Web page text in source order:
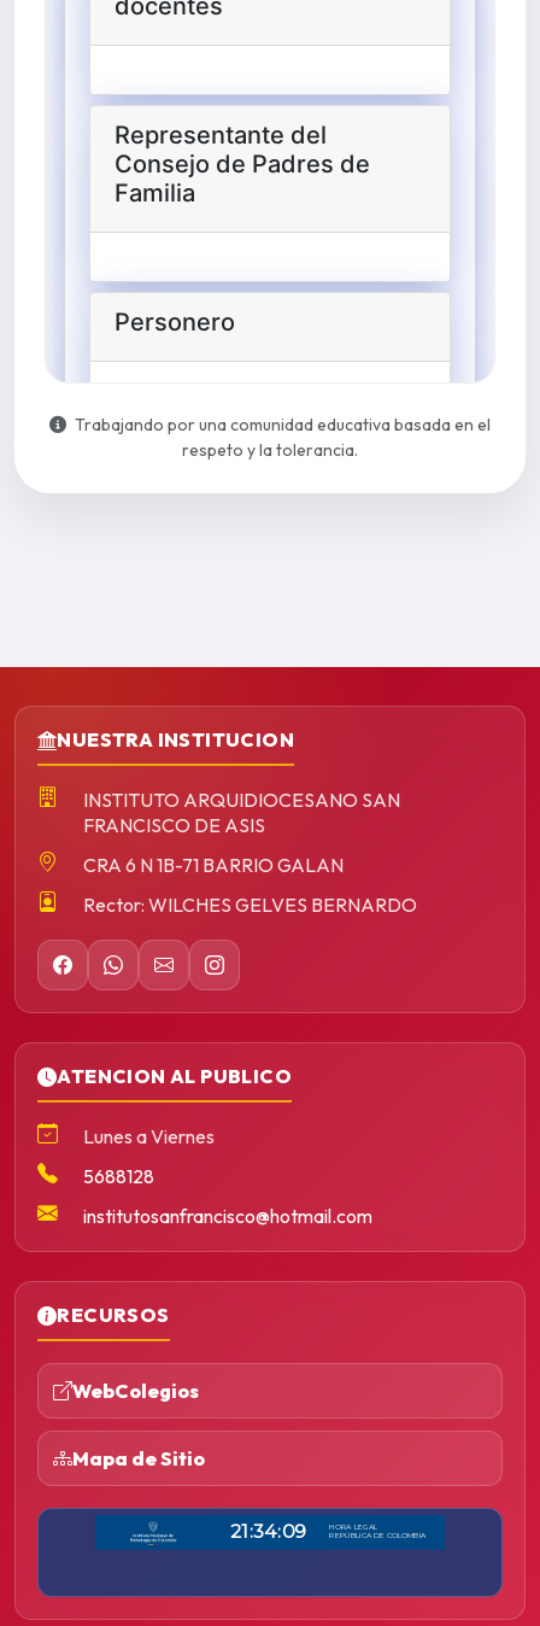
Trabajando por una comunidad educativa basada en el
respeto y la tolerancia.
NUESTRA INSTITUCION
INSTITUTO ARQUIDIOCESANO SAN
FRANCISCO DE ASIS
CRA 6 N 1B-71 BARRIO GALAN
Rector: WILCHES GELVES BERNARDO
ATENCION AL PUBLICO
Lunes a Viernes
5688128
institutosanfrancisco@hotmail.com
RECURSOS
WebColegios
Mapa de Sitio